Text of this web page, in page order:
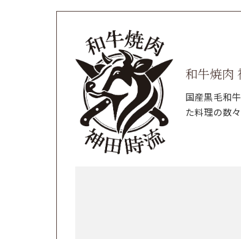
和牛焼肉
国産黒毛和
た料理の数